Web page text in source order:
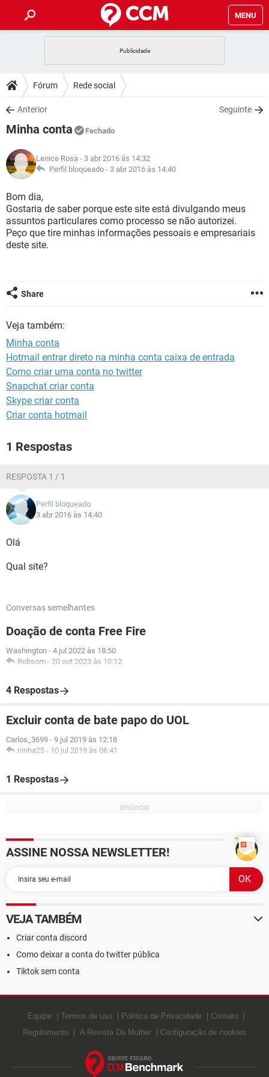
MENU
CELULAR
OUTLOOK
INSTAGRAM
GUIA DE COMPRAS
DICAS
JOGOS
INSTAGRAM GMAIL
GUIA DE COMPRAS
DOWNLOADS
JOGOS
CELULAR
OUTLOOK EXCEL
INSTAGRAM
GUIA DE COMPRAS
JOGOS WHATSAPP
CELULAR
OUTLOOK
INSTAGRAM GMAIL
GUIA DE COMPRAS
GLOSSÁRIO
JOGOS
CELULAR FACEBOOK
OUTLOOK EXCEL
Fórum Rede social
Anterior Seguinte
Minha conta Fechado
Lenice Rosa - 3 abr 2016 às 14:32
Perfil bloqueado - 3 abr 2016 às 14:40
Bom dia,
Gostaria de saber porque este site está divulgando meus
assuntos particulares como processo se não autorizei.
Peço que tire minhas informações pessoais e empresariais
deste site.
Share
Veja também:
Minha conta
Hotmail entrar direto na minha conta caixa de entrada
Como criar uma conta no twitter
Snapchat criar conta
Skype criar conta
Criar conta hotmail
1 Respostas
RESPOSTA 1 / 1
Perfil bloqueado
3 abr 2016 às 14:40
Olá
Qual site?
Conversas semelhantes
Doação de conta Free Fire
Washington - 4 jul 2022 às 18:50
Robsom - 20 out 2023 às 10:12
4 Respostas
Excluir conta de bate papo do UOL
Carlos_3699 - 9 jul 2019 às 12:18
ninha25 - 10 jul 2019 às 06:41
1 Respostas
ASSINE NOSSA NEWSLETTER!
VEJA TAMBÉM
Criar conta discord
Como deixar a conta do twitter pública
Tiktok sem conta
Equipe Termos de uso Política de Privacidade
Contato
Regulamento
A Revista Da Mulher Configuração de cookies